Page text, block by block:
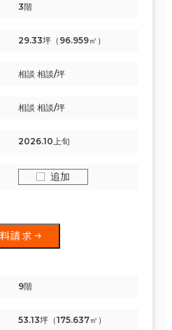
3階
29.33坪（96.959㎡）
相談 相談/坪
相談 相談/坪
2026.10上旬
追加
請求
9階
53.13坪（175.637㎡）